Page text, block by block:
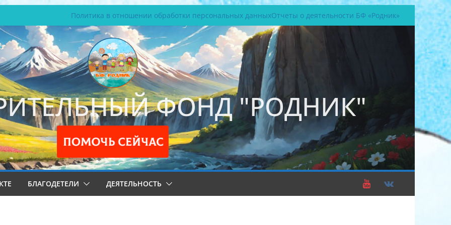
Политика в отношении обработки персональных данныхОтчеты о деятельности БФ «Родник»
ФОНД "РОДНИК"
БЛАГОДЕТЕЛИ ДЕЯТЕЛЬНОСТЬ